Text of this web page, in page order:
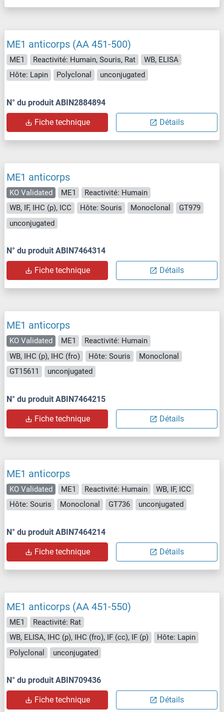
ME1 anticorps (AA 451-500)
ME1 Reactivité: Humain, Souris, Rat
WB, ELISA
Hôte: Lapin
Polyclonal unconjugated
N° du produit ABIN2884894
Fiche technique Détails
ME1 anticorps
KO Validated ME1
Reactivité: Humain
WB, IF, IHC (p), ICC
Hôte: Souris Monoclonal
GT979
unconjugated
N° du produit ABIN7464314
Fiche technique Détails
ME1 anticorps
KO Validated ME1
Reactivité: Humain
WB, IHC (p), IHC (fro)
Hôte: Souris
Monoclonal
GT15611
unconjugated
N° du produit ABIN7464215
Fiche technique Détails
ME1 anticorps
KO Validated ME1 Reactivité: Humain
WB, IF, ICC
Hôte: Souris
Monoclonal GT736 unconjugated
N° du produit ABIN7464214
Fiche technique Détails
ME1 anticorps (AA 451-550)
ME1
Reactivité: Rat
WB, ELISA, IHC (p), IHC (fro), IF (cc), IF (p)
Hôte: Lapin
Polyclonal
unconjugated
N° du produit ABIN709436
Fiche technique Détails